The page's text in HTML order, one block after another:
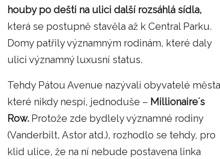
houby po dešti na ulici další rozsáhlá sídla,
která se postupně stavěla až k Central Parku.
Domy patřily významným rodinám, které daly
ulici významný luxusní status.
Tehdy Pátou Avenue nazývali obyvatelé
které nikdy nespí, jednoduše – Millionaireʼs
Row. Protože zde bydlely významné rodiny
(Vanderbilt, Astor atd.), rozhodlo se tehdy, pro
klid ulice, že na ní nebude postavena linka